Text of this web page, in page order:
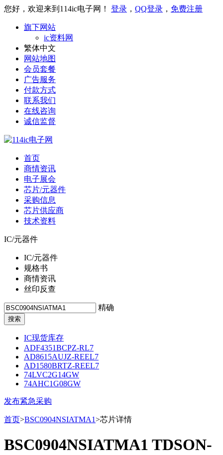
您好，欢迎来到114ic电子网！ 登录 ， QQ登录 ， 免费注册
旗下网站
ic资料网
繁体中文
网站地图
会员套餐
广告服务
付款方式
联系我们
在线咨询
诚信监督
首页
商情资讯
电子展会
芯片/元器件
采购信息
芯片供应商
技术资料
IC/元器件
IC/元器件
规格书
商情资讯
丝印反查
精确
IC现货库存
ADF4351BCPZ-RL7
AD8615AUJZ-REEL7
AD1580BRTZ-REEL7
74LVC2G14GW
74AHC1G08GW
发布紧急采购
首页>BSC0904NSIATMA1>芯片详情
BSC0904NSIATMA1 TDSON-